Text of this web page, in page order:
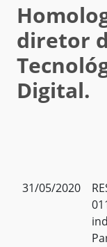
diretor
Digital.
31/05/2020